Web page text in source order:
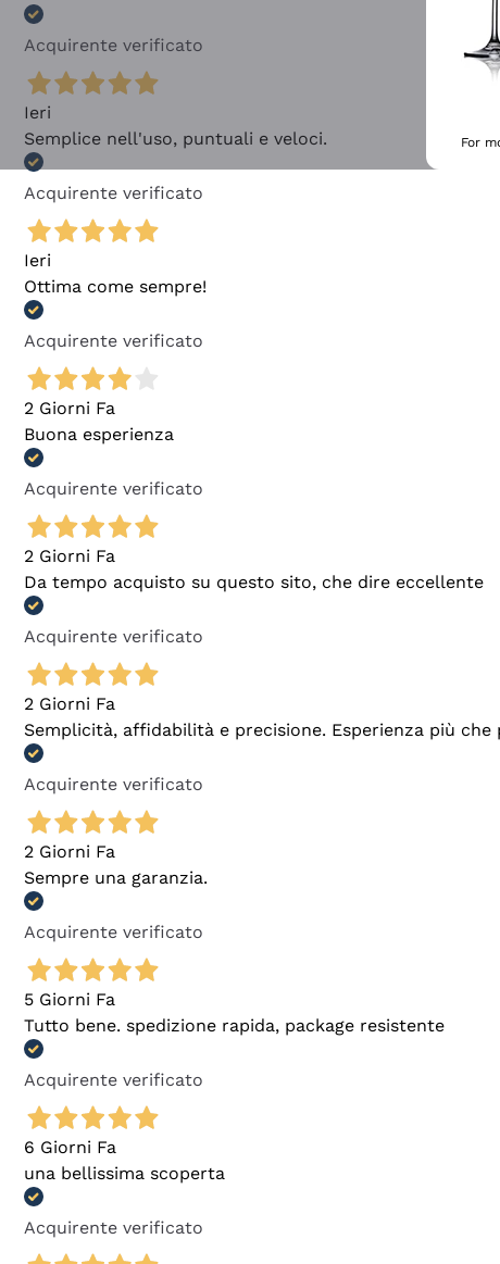
Acquirente verificato
Ieri
Semplice nell'uso, puntuali e veloci.
Acquirente verificato
Ieri
Ottima come sempre!
Acquirente verificato
2 Giorni Fa
Buona esperienza
Acquirente verificato
2 Giorni Fa
Da tempo acquisto su questo sito, che dire eccellente
Acquirente verificato
2 Giorni Fa
Semplicità, affidabilità e precisione. Esperienza più
Acquirente verificato
2 Giorni Fa
Sempre una garanzia.
Acquirente verificato
5 Giorni Fa
Tutto bene. spedizione rapida, package resistente
Acquirente verificato
6 Giorni Fa
una bellissima scoperta
Acquirente verificato
For